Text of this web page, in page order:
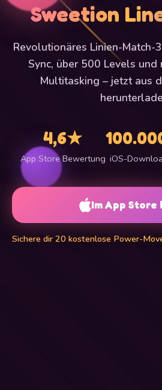
Sweetion
Revolutionäres Linien-Match-
Sync, über 500 Levels
Multitasking – jetzt aus
4,6★
App Store Bewertung iOS-
Im App Store
Sichere dir 20 kostenlose Power-